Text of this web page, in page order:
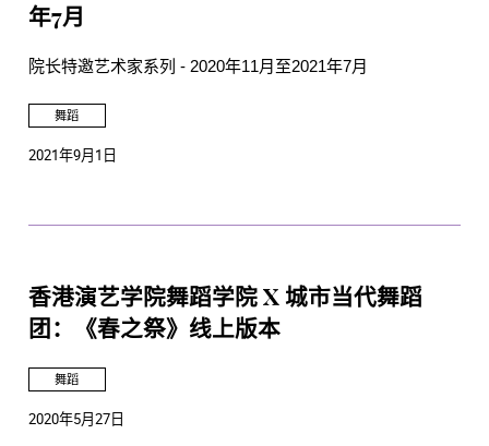
年7月
院长特邀艺术家系列 - 2020年11月至2021年7月
舞蹈
2021年9月1日
香港演艺学院舞蹈学院 X 城市当代舞蹈
团：《春之祭》线上版本
舞蹈
2020年5月27日